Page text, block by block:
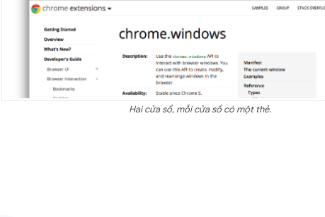
Hai cửa sổ, mỗi cửa sổ có một thẻ.